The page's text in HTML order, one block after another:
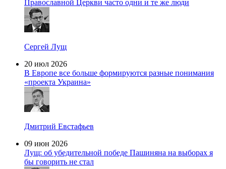
Православной Церкви часто одни и те же люди
Сергей Лущ
20 июл 2026
В Европе все больше формируются разные понимания
«проекта Украина»
Дмитрий Евстафьев
09 июн 2026
Лущ: об убедительной победе Пашиняна на выборах я
бы говорить не стал